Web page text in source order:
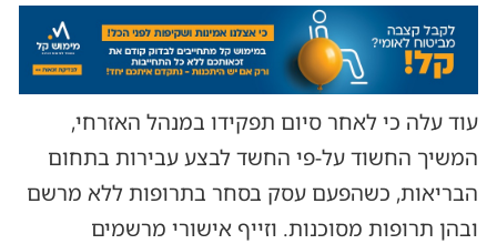
עוד עלה כי לאחר סיום תפקידו במנהל האזרחי,
המשיך החשוד על-פי החשד לבצע עבירות בתחום
הבריאות, כשהפעם עסק בסחר בתרופות ללא מרשם
ובהן תרופות מסוכנות. וזייף אישורי מרשמים